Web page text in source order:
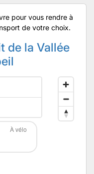
pour vous rendre à
de votre choix.
de la Vallée